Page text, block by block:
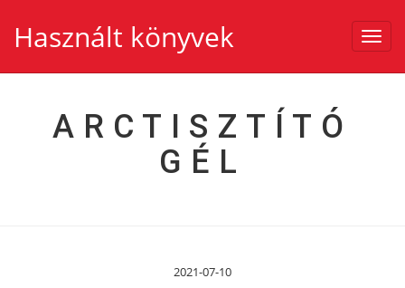
Használt könyvek
ARCTISZTÍTÓ
GÉL
2021-07-10